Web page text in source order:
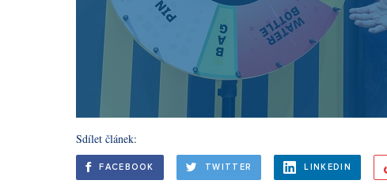
Sdílet článek:
FACEBOOK TWITTER LINKEDIN